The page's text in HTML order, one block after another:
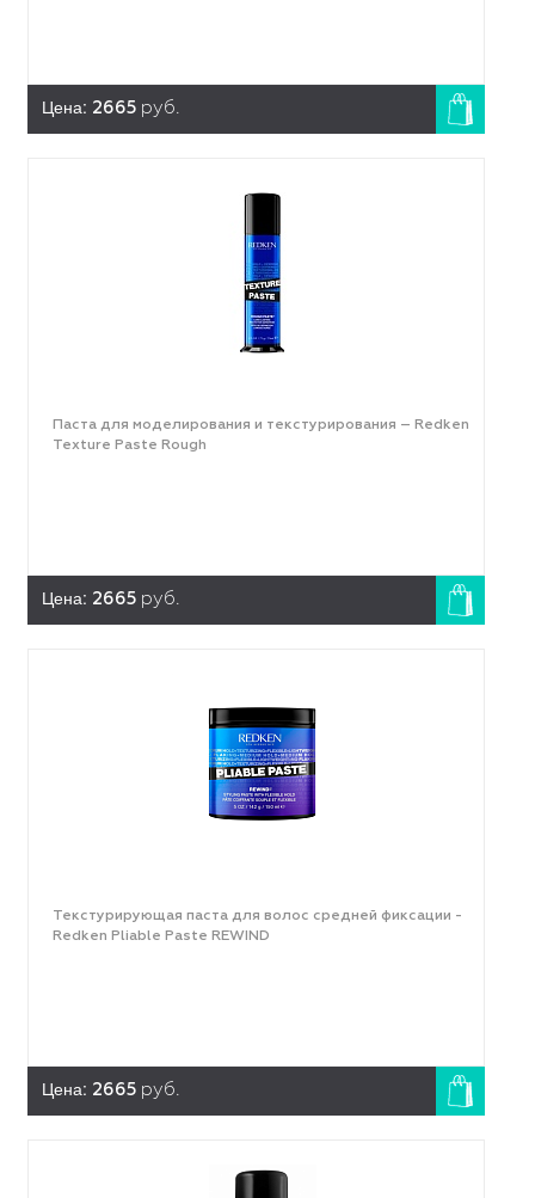
Цена: 2665 руб.
Паста для моделирования и текстурирования – Redken
Texture Paste Rough
Цена: 2665 руб.
Текстурирующая паста для волос средней фиксации -
Redken Pliable Paste REWIND
Цена: 2665 руб.